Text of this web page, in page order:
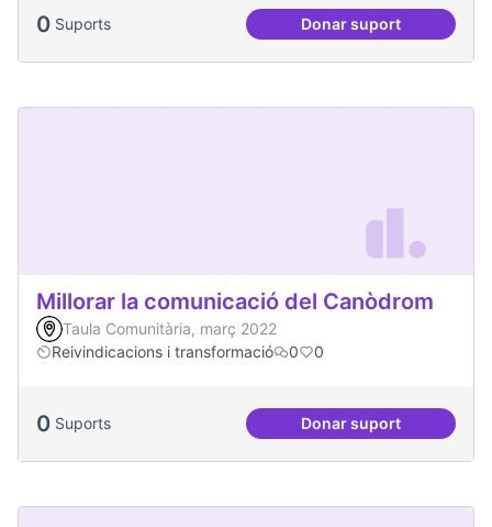
0 Suports Donar suportMés voluntariat
Millorar la comunicació del Canòdrom
Taula Comunitària, març 2022
Reivindicacions i transformació
0 0
0 Suports Donar suport
Millorar la